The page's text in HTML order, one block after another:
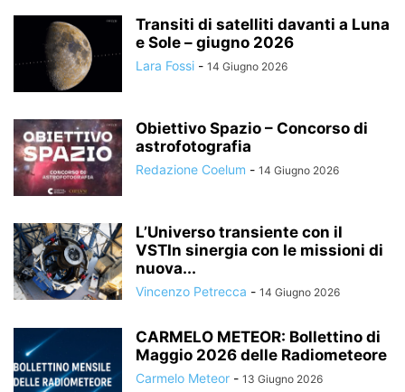
Transiti di satelliti davanti a Luna
e Sole – giugno 2026
Lara Fossi - 14 Giugno 2026
Obiettivo Spazio – Concorso di
astrofotografia
Redazione Coelum - 14 Giugno 2026
L’Universo transiente con il
VSTIn sinergia con le missioni di
nuova...
Vincenzo Petrecca - 14 Giugno 2026
CARMELO METEOR: Bollettino di
Maggio 2026 delle Radiometeore
Carmelo Meteor - 13 Giugno 2026